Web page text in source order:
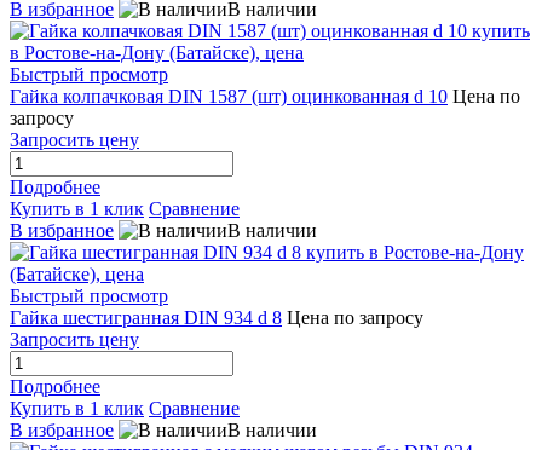
В избранное В наличии
Быстрый просмотр
Гайка колпачковая DIN 1587 (шт) оцинкованная d 10 Цена по
запросу
Запросить цену
Подробнее
Купить в 1 клик Сравнение
В избранное
В наличии
Быстрый просмотр
Гайка шестигранная DIN 934 d 8 Цена по запросу
Запросить цену
Подробнее
Купить в 1 клик Сравнение
В избранное
В наличии